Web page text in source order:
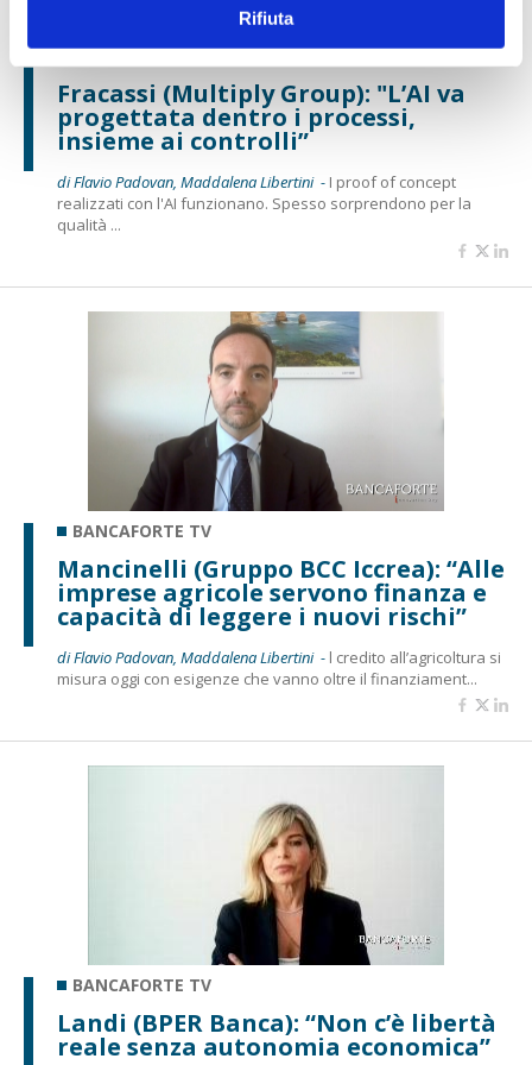
Rifiuta
BANCAFORTE TV
Fracassi (Multiply Group): "L’AI va
progettata dentro i processi,
insieme ai controlli”
di Flavio Padovan, Maddalena Libertini - I proof of concept
realizzati con l'AI funzionano. Spesso sorprendono per la
qualità ...
BANCAFORTE TV
Mancinelli (Gruppo BCC Iccrea): “Alle
imprese agricole servono finanza e
capacità di leggere i nuovi rischi”
di Flavio Padovan, Maddalena Libertini - l credito all’agricoltura si
misura oggi con esigenze che vanno oltre il finanziament...
BANCAFORTE TV
Landi (BPER Banca): “Non c’è libertà
reale senza autonomia economica”